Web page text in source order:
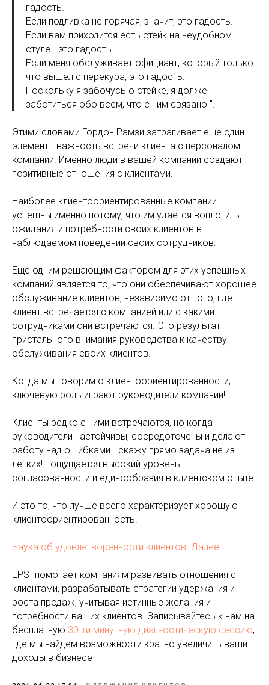
гадость.
Если подливка не горячая, значит, это гадость.
Если вам приходится есть стейк на неудобном
стуле - это гадость.
Если меня обслуживает официант, который только
что вышел с перекура, это гадость.
Поскольку я забочусь о стейке, я должен
заботиться обо всем, что с ним связано ".
Этими словами Гордон Рамзи затрагивает еще один
элемент - важность встречи клиента с персоналом
компании. Именно люди в вашей компании создают
позитивные отношения с клиентами.
Наиболее клиентоориентированные компании
успешны именно потому, что им удается воплотить
ожидания и потребности своих клиентов в
наблюдаемом поведении своих сотрудников.
Еще одним решающим фактором для этих успешных
компаний является то, что они обеспечивают хорошее
обслуживание клиентов, независимо от того, где
клиент встречается с компанией или с какими
сотрудниками они встречаются. Это результат
пристального внимания руководства к качеству
обслуживания своих клиентов.
Когда мы говорим о клиентоориентированности,
ключевую роль играют руководители компаний!
Клиенты редко с ними встречаются, но когда
руководители настойчивы, сосредоточены и делают
работу над ошибками - скажу прямо задача не из
легких! - ощущается высокий уровень
согласованности и единообразия в клиентском опыте.
И это то, что лучше всего характеризует хорошую
клиентоориентированность.
Наука об удовлетворенности клиентов. Далее...
EPSI помогает компаниям развивать отношения с
клиентами, разрабатывать стратегии удержания и
роста продаж, учитывая истинные желания и
потребности ваших клиентов. Записывайтесь к нам на
бесплатную 30-ти минутную диагностическую сессию,
где мы найдем возможности кратно увеличить ваши
доходы в бизнесе